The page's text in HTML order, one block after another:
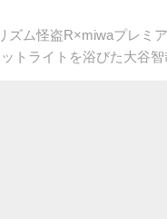
ズム怪盗R×miwaプレ
トライトを浴びた大谷